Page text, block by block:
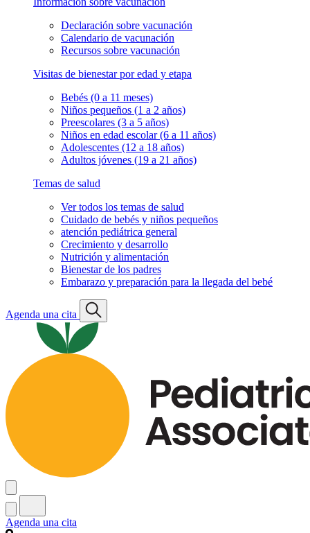
Declaración sobre vacunación
Calendario de vacunación
Recursos sobre vacunación
Visitas de bienestar por edad y etapa
Bebés (0 a 11 meses)
Niños pequeños (1 a 2 años)
Preescolares (3 a 5 años)
Niños en edad escolar (6 a 11 años)
Adolescentes (12 a 18 años)
Adultos jóvenes (19 a 21 años)
Temas de salud
Ver todos los temas de salud
Cuidado de bebés y niños pequeños
atención pediátrica general
Crecimiento y desarrollo
Nutrición y alimentación
Bienestar de los padres
Embarazo y preparación para la llegada del bebé
Agenda una cita
Agenda una cita